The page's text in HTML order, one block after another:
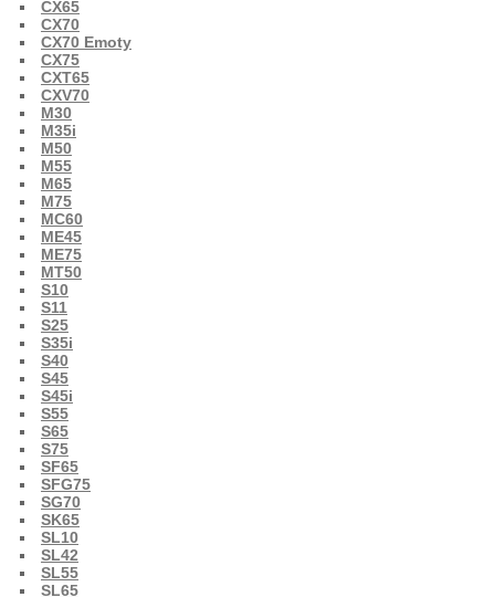
CX65
CX70
CX70 Emoty
CX75
CXT65
CXV70
M30
M35i
M50
M55
M65
M75
MC60
ME45
ME75
MT50
S10
S11
S25
S35i
S40
S45
S45i
S55
S65
S75
SF65
SFG75
SG70
SK65
SL10
SL42
SL55
SL65